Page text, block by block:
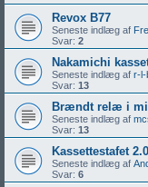
Revox B77
Seneste indlæg af
Svar: 2
Nakamichi
Seneste indlæg af r-l-
Svar: 13
Brændt relæ i
Seneste indlæg af
Svar: 13
Kassettestafet 2.0
Seneste indlæg af
Svar: 6